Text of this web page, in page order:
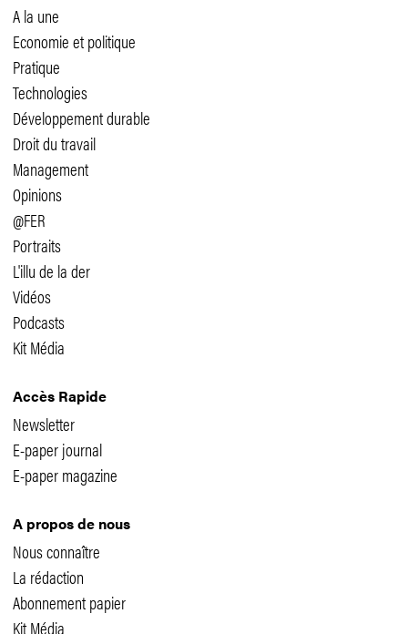
A la une
Economie et politique
Pratique
Technologies
Développement durable
Droit du travail
Management
Opinions
@FER
Portraits
L'illu de la der
Vidéos
Podcasts
Kit Média
Accès Rapide
Newsletter
E-paper journal
E-paper magazine
A propos de nous
Nous connaître
La rédaction
Abonnement papier
Kit Média